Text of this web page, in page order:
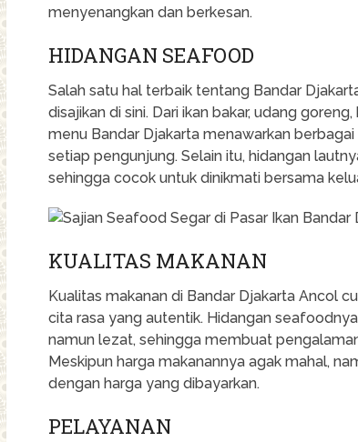
menyenangkan dan berkesan.
HIDANGAN SEAFOOD
Salah satu hal terbaik tentang Bandar
disajikan di sini. Dari ikan bakar, udang
menu Bandar Djakarta menawarkan
setiap pengunjung. Selain itu, hidangan
sehingga cocok untuk dinikmati bersama
KUALITAS MAKANAN
Kualitas makanan di Bandar Djakarta Ancol
cita rasa yang autentik. Hidangan
namun lezat, sehingga membuat
Meskipun harga makanannya agak mahal,
dengan harga yang dibayarkan.
PELAYANAN